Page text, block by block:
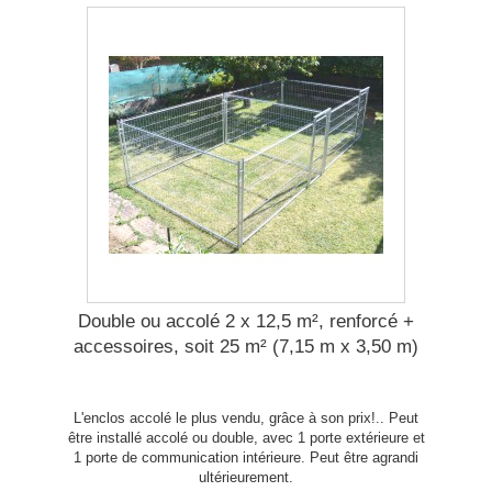
Double ou accolé 2 x 12,5 m², renforcé +
accessoires, soit 25 m² (7,15 m x 3,50 m)
L'enclos accolé le plus vendu, grâce à son prix!.. Peut
être installé accolé ou double, avec 1 porte extérieure et
1 porte de communication intérieure. Peut être agrandi
ultérieurement.